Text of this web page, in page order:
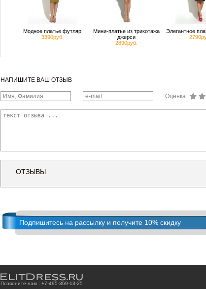
Модное платье футляр
3390руб.
Мини-платье из трикотажа
джерси
2890руб.
Элегантное
НАПИШИТЕ ВАШ ОТЗЫВ
Оценка
ОТЗЫВЫ
Подпишитесь на рассылку и получите 10% скидку
Позвоните нам : +7-495-369-13-25